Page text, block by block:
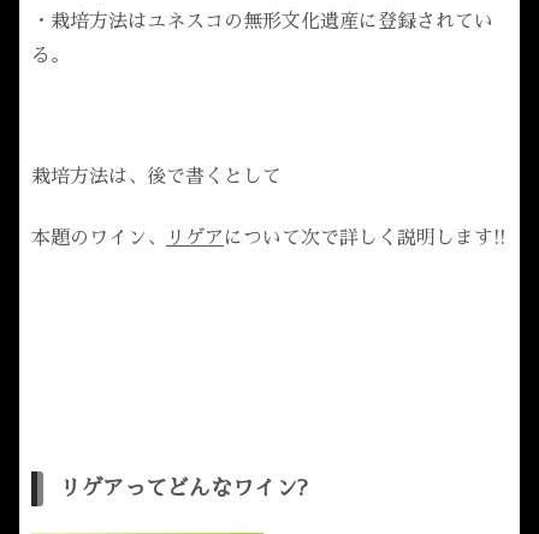
・栽培方法はユネスコの無形文化遺産に登録されてい
る。
栽培方法は、後で書くとして
本題のワイン、 リゲア について次で詳しく説明します!!
リゲアってどんなワイン?